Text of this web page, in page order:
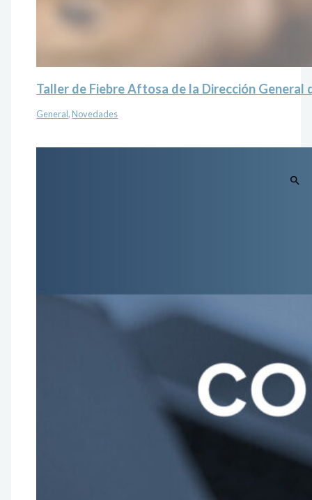
Taller de Fiebre Aftosa de la Dirección General
General,Novedades